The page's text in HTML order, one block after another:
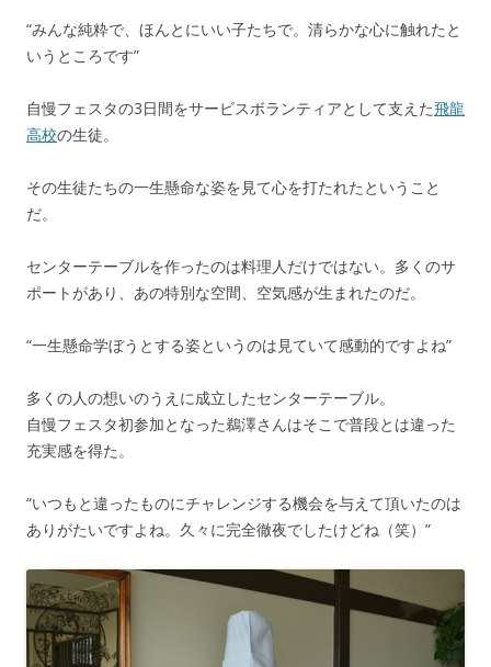
“みんな純粋で、ほんとにいい子たちで。清らかな心に触れたと
いうところです”
自慢フェスタの3日間をサービスボランティアとして支えた飛龍
高校の生徒。
その生徒たちの一生懸命な姿を見て心を打たれたということ
だ。
センターテーブルを作ったのは料理人だけではない。多くのサ
ポートがあり、あの特別な空間、空気感が生まれたのだ。
“一生懸命学ぼうとする姿というのは見ていて感動的ですよね”
多くの人の想いのうえに成立したセンターテーブル。
自慢フェスタ初参加となった鵜澤さんはそこで普段とは違った
充実感を得た。
“いつもと違ったものにチャレンジする機会を与えて頂いたのは
ありがたいですよね。久々に完全徹夜でしたけどね（笑）”